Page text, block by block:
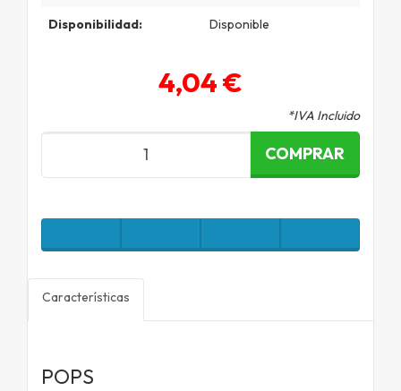
Disponibilidad: Disponible
4,04 €
*IVA Incluido
COMPRAR
Características
POPS